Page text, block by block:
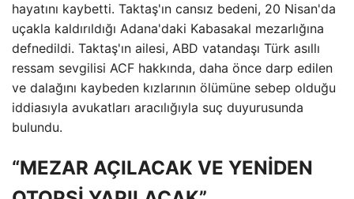
hayatını kaybetti. Taktaş'ın cansız bedeni, 20 Nisan'da
uçakla kaldırıldığı Adana'daki Kabasakal mezarlığına
defnedildi. Taktaş'ın ailesi, ABD vatandaşı Türk asıllı
ressam sevgilisi ACF hakkında, daha önce darp edilen
ve dalağını kaybeden kızlarının ölümüne sebep olduğu
iddiasıyla avukatları aracılığıyla suç duyurusunda
bulundu.
“MEZAR AÇILACAK VE YENİDEN